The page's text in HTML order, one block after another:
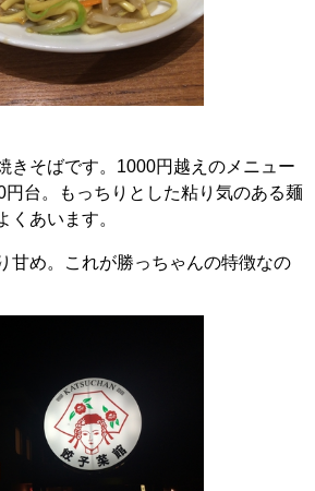
きそばです。1000円越えのメニュー
台。もっちりとした粘り気のある麺
くあいます。
甘め。これが勝っちゃんの特徴なの